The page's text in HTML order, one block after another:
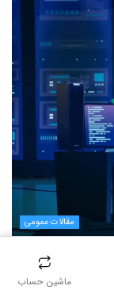
مقالات عمومی
خواهد برد
ماشین حساب